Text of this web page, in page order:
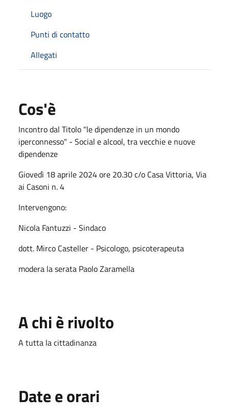
Luogo
Punti di contatto
Allegati
Cos'è
Incontro dal Titolo "le dipendenze in un mondo
iperconnesso" - Social e alcool, tra vecchie e nuove
dipendenze
Giovedì 18 aprile 2024 ore 20.30 c/o Casa Vittoria, Via
ai Casoni n. 4
Intervengono:
Nicola Fantuzzi - Sindaco
dott. Mirco Casteller - Psicologo, psicoterapeuta
modera la serata Paolo Zaramella
A chi è rivolto
A tutta la cittadinanza
Date e orari